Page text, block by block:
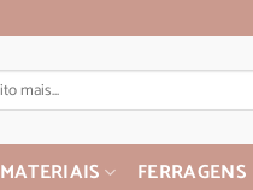
MATERIAIS FERRAGENS